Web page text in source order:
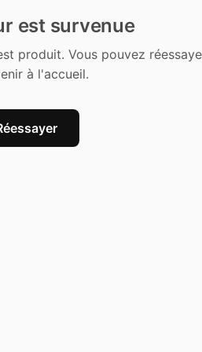
est survenue
produit. Vous pouvez
à l'accueil.